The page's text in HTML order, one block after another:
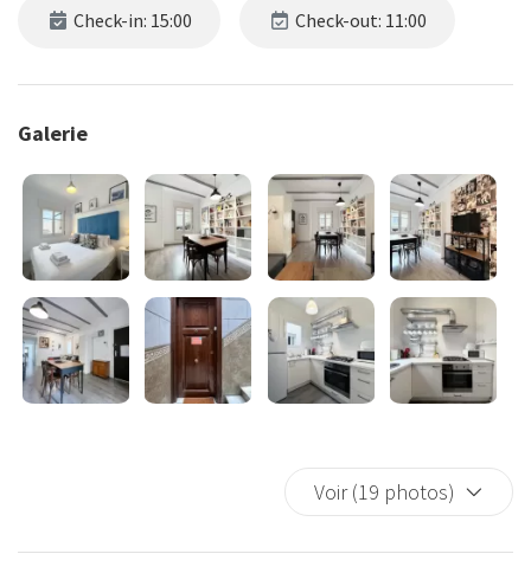
Check-in: 15:00 Check-out: 11:00
Galerie
Voir (19 photos)